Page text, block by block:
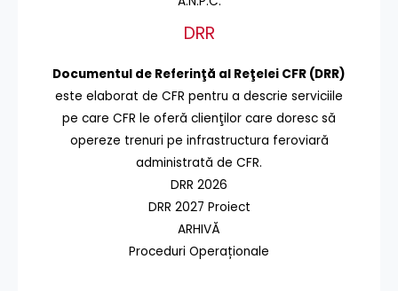
DRR
Documentul de Referinţă al Reţelei CFR (DRR)
este elaborat de CFR pentru a descrie serviciile
pe care CFR le oferă clienţilor care doresc să
opereze trenuri pe infrastructura feroviară
administrată de CFR.
DRR 2026
DRR 2027 Proiect
ARHIVĂ
Proceduri Operaționale